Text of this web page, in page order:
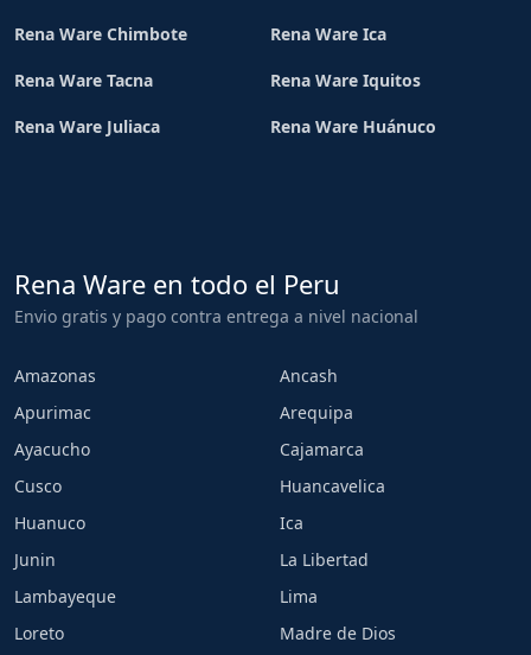
Rena Ware Chimbote Rena Ware Ica
Rena Ware Tacna Rena Ware Iquitos
Rena Ware Juliaca Rena Ware Huánuco
Rena Ware en todo el Peru
Envio gratis y pago contra entrega a nivel nacional
Amazonas
Ancash
Apurimac
Arequipa
Ayacucho
Cajamarca
Cusco
Huancavelica
Huanuco
Ica
Junin
La Libertad
Lambayeque
Lima
Loreto
Madre de Dios